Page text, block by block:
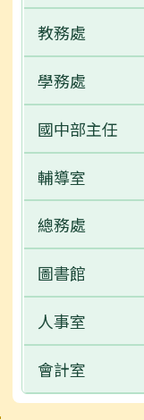
校園公告
常用連結
活動相簿
校長簡介
業務職掌
校園公告
常用連結
活動相簿
檔案下載
教務處
業務職掌
校園公告
活動相簿
榮譽榜
常用連結
學務處
業務職掌
校園公告
常用連結
活動相簿
檔案下載
國中部主任
業務職掌
校園公告
常用連結
活動相簿
行事曆
輔導室
業務職掌
校園公告
常用連結
活動相簿
榮譽榜
總務處
業務職掌
校園公告
常用連結
活動相簿
圖書館
業務職掌
校園公告
人事室
業務職掌
會計室